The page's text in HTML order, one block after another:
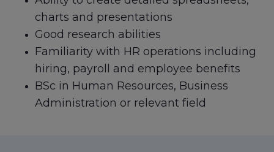
charts and presentations
Good research abilities
Familiarity with HR operations including
hiring, payroll and employee benefits
BSc in Human Resources, Business
Administration or relevant field